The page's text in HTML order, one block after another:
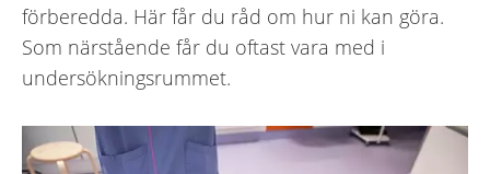
förberedda. Här får du råd om hur ni kan göra.
Som närstående får du oftast vara med i
undersökningsrummet.